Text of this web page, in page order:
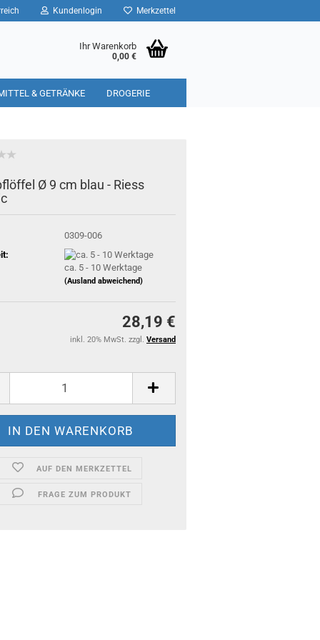
Kundenlogin Merkzettel
Ihr Warenkorb
0,00 €
& GETRÄNKE DROGERIE
Ø 9 cm blau - Riess
0309-006
ca. 5 - 10 Werktage
(Ausland abweichend)
28,19 €
inkl. 20% MwSt. zzgl. Versand
AUF DEN MERKZETTEL
FRAGE ZUM PRODUKT